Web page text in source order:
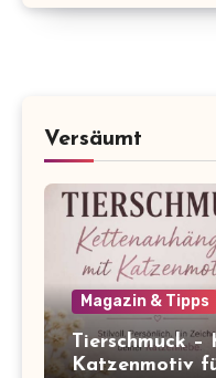
Versäumt
Magazin & Tipps
Tierschmuck
Katzenmotiv